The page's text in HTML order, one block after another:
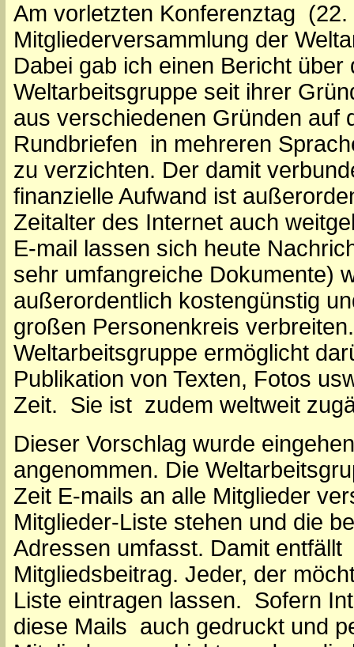
Am vorletzten Konferenztag (22.
Mitgliederversammlung der
Dabei gab ich einen Bericht über
Weltarbeitsgruppe seit ihrer
aus verschiedenen Gründen auf
Rundbriefen in mehreren
zu verzichten. Der damit
finanzielle Aufwand ist
Zeitalter des Internet auch
E-mail lassen sich heute
sehr umfangreiche Dokumente)
außerordentlich kostengünstig
großen Personenkreis
Weltarbeitsgruppe ermöglicht
Publikation von Texten, Fotos
Zeit. Sie ist zudem weltweit
Dieser Vorschlag wurde
angenommen. Die
Zeit E-mails an alle Mitglieder
Mitglieder-Liste stehen und die
Adressen umfasst. Damit
Mitgliedsbeitrag. Jeder, der
Liste eintragen lassen. Sofern
diese Mails auch gedruckt und